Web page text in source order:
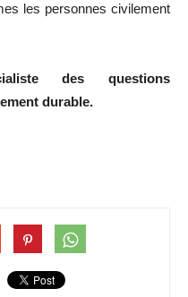
les personnes civilement
des questions
durable.